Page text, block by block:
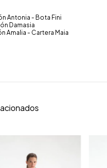
Antonia - Bota Fini
Damasia
Amalia - Cartera Maia